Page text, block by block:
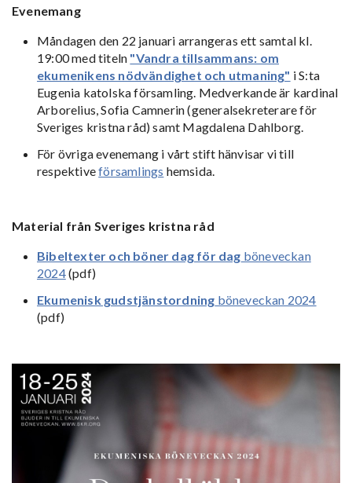
Evenemang
Måndagen den 22 januari arrangeras ett samtal kl.
19:00 med titeln "Vandra tillsammans: om
ekumenikens nödvändighet och utmaning" i S:ta
Eugenia katolska församling. Medverkande är kardinal
Arborelius, Sofia Camnerin (generalsekreterare för
Sveriges kristna råd) samt Magdalena Dahlborg.
För övriga evenemang i vårt stift hänvisar vi till
respektiveförsamlings hemsida.
Material från Sveriges kristna råd
Bibeltexter och böner dag för dag böneveckan
2024(pdf)
Ekumenisk gudstjänstordning böneveckan 2024
(pdf)